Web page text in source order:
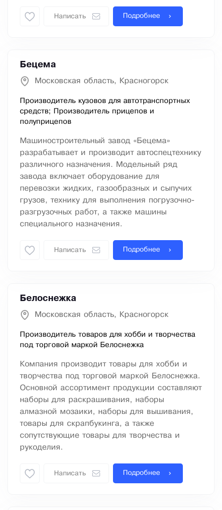
Написать Подробнее
Бецема
Московская область, Красногорск
Производитель кузовов для автотранспортных
средств; Производитель прицепов и
полуприцепов
Машиностроительный завод «Бецема»
разрабатывает и производит автоспецтехнику
различного назначения. Модельный ряд
завода включает оборудование для
перевозки жидких, газообразных и сыпучих
грузов, технику для выполнения погрузочно-
разгрузочных работ, а также машины
специального назначения.
Написать Подробнее
Белоснежка
Московская область, Красногорск
Производитель товаров для хобби и творчества
под торговой маркой Белоснежка
Компания производит товары для хобби и
творчества под торговой маркой Белоснежка.
Основной ассортимент продукции составляют
наборы для раскрашивания, наборы
алмазной мозаики, наборы для вышивания,
товары для скрапбукинга, а также
сопутствующие товары для творчества и
рукоделия.
Написать Подробнее